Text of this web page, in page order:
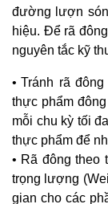
đường lượn
hiệu. Để rã
nguyên tắc kỹ
Tránh rã
thực phẩm
mỗi chu kỳ tối
thực phẩm để
Rã đông theo
trọng lượng
gian cho các